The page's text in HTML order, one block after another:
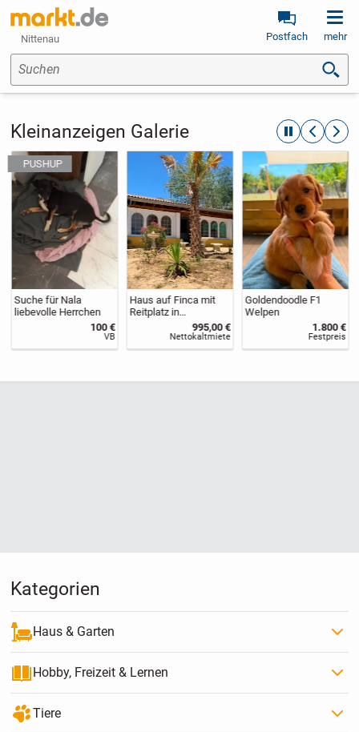
Nittenau Postfach mehr
Suchen
Kleinanzeigen Galerie automatische
Suche für Nala
liebevolle Herrchen
100 €
VB
Haus auf Finca mit
Reitplatz in
Andalusien zu
vermieten
995,00 €
Nettokaltmiete
Goldendoodle F1
Welpen
1.800 €
Festpreis
Kategorien
Haus & Garten
Hobby, Freizeit & Lernen
Tiere